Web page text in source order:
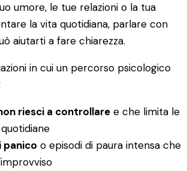
umore, le tue relazioni o la tua
la vita quotidiana, parlare con
aiutarti a fare chiarezza.
in cui un percorso psicologico
riesci a controllare e che limita le
panico o episodi di paura intensa che